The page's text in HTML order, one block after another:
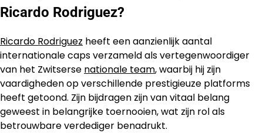
Ricardo Rodriguez?
Ricardo Rodriguez heeft een aanzienlijk aantal
internationale caps verzameld als vertegenwoordiger
van het Zwitserse nationale team, waarbij hij zijn
vaardigheden op verschillende prestigieuze platforms
heeft getoond. Zijn bijdragen zijn van vitaal belang
geweest in belangrijke toernooien, wat zijn rol als
betrouwbare verdediger benadrukt.